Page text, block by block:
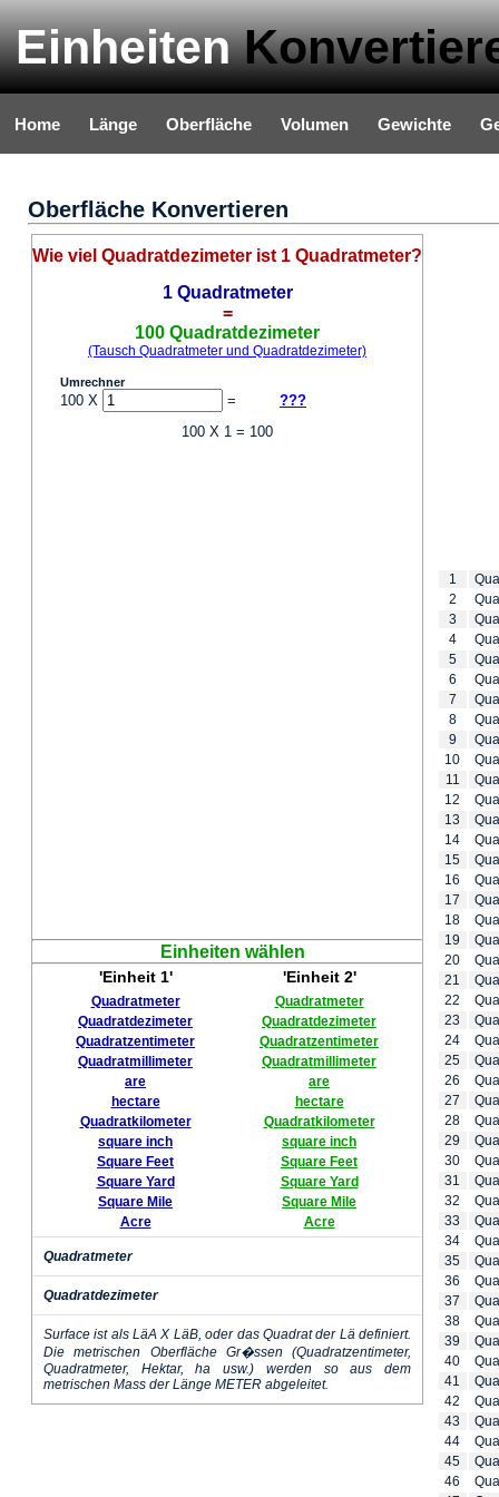
Einheiten
Home Länge Oberfläche Volumen Gewichte
Oberfläche Konvertieren
Wie viel Quadratdezimeter ist 1 Quadratmeter?
1 Quadratmeter
=
100 Quadratdezimeter
(Tausch Quadratmeter und Quadratdezimeter)
Umrechner
100 X =
???
100 X 1 = 100
Einheiten wählen
'Einheit 1' 'Einheit 2'
Quadratmeter
Quadratdezimeter
Quadratzentimeter
Quadratmillimeter
are
hectare
Quadratkilometer
square inch
Square Feet
Square Yard
Square Mile
Acre
Quadratmeter
Quadratdezimeter
Quadratzentimeter
Quadratmillimeter
are
hectare
Quadratkilometer
square inch
Square Feet
Square Yard
Square Mile
Acre
Quadratmeter
Quadratdezimeter
Surface ist als LäA X LäB, oder das Quadrat der Lä definiert.
Die metrischen Oberfläche Gr�ssen (Quadratzentimeter,
Quadratmeter, Hektar, ha usw.) werden so aus dem
metrischen Mass der Länge METER abgeleitet.
1
2
3
4
5
6
7
8
9
10
11
12
13
14
15
16
17
18
19
20
21
22
23
24
25
26
27
28
29
30
31
32
33
34
35
36
37
38
39
40
41
42
43
44
45
46